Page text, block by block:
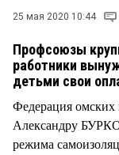
25 мая 2020 10:44
Профсоюзы
работники
детьми свои
Федерация омских
Александру
режима